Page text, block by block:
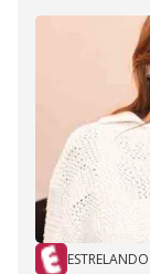
ESTRELANDO